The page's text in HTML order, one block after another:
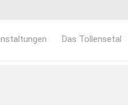
Das Tollensetal